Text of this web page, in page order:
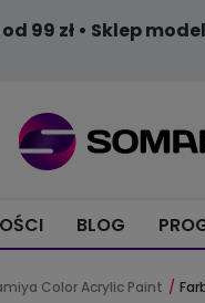
99 zł • Sklep
BLOG
Color Acrylic Paint